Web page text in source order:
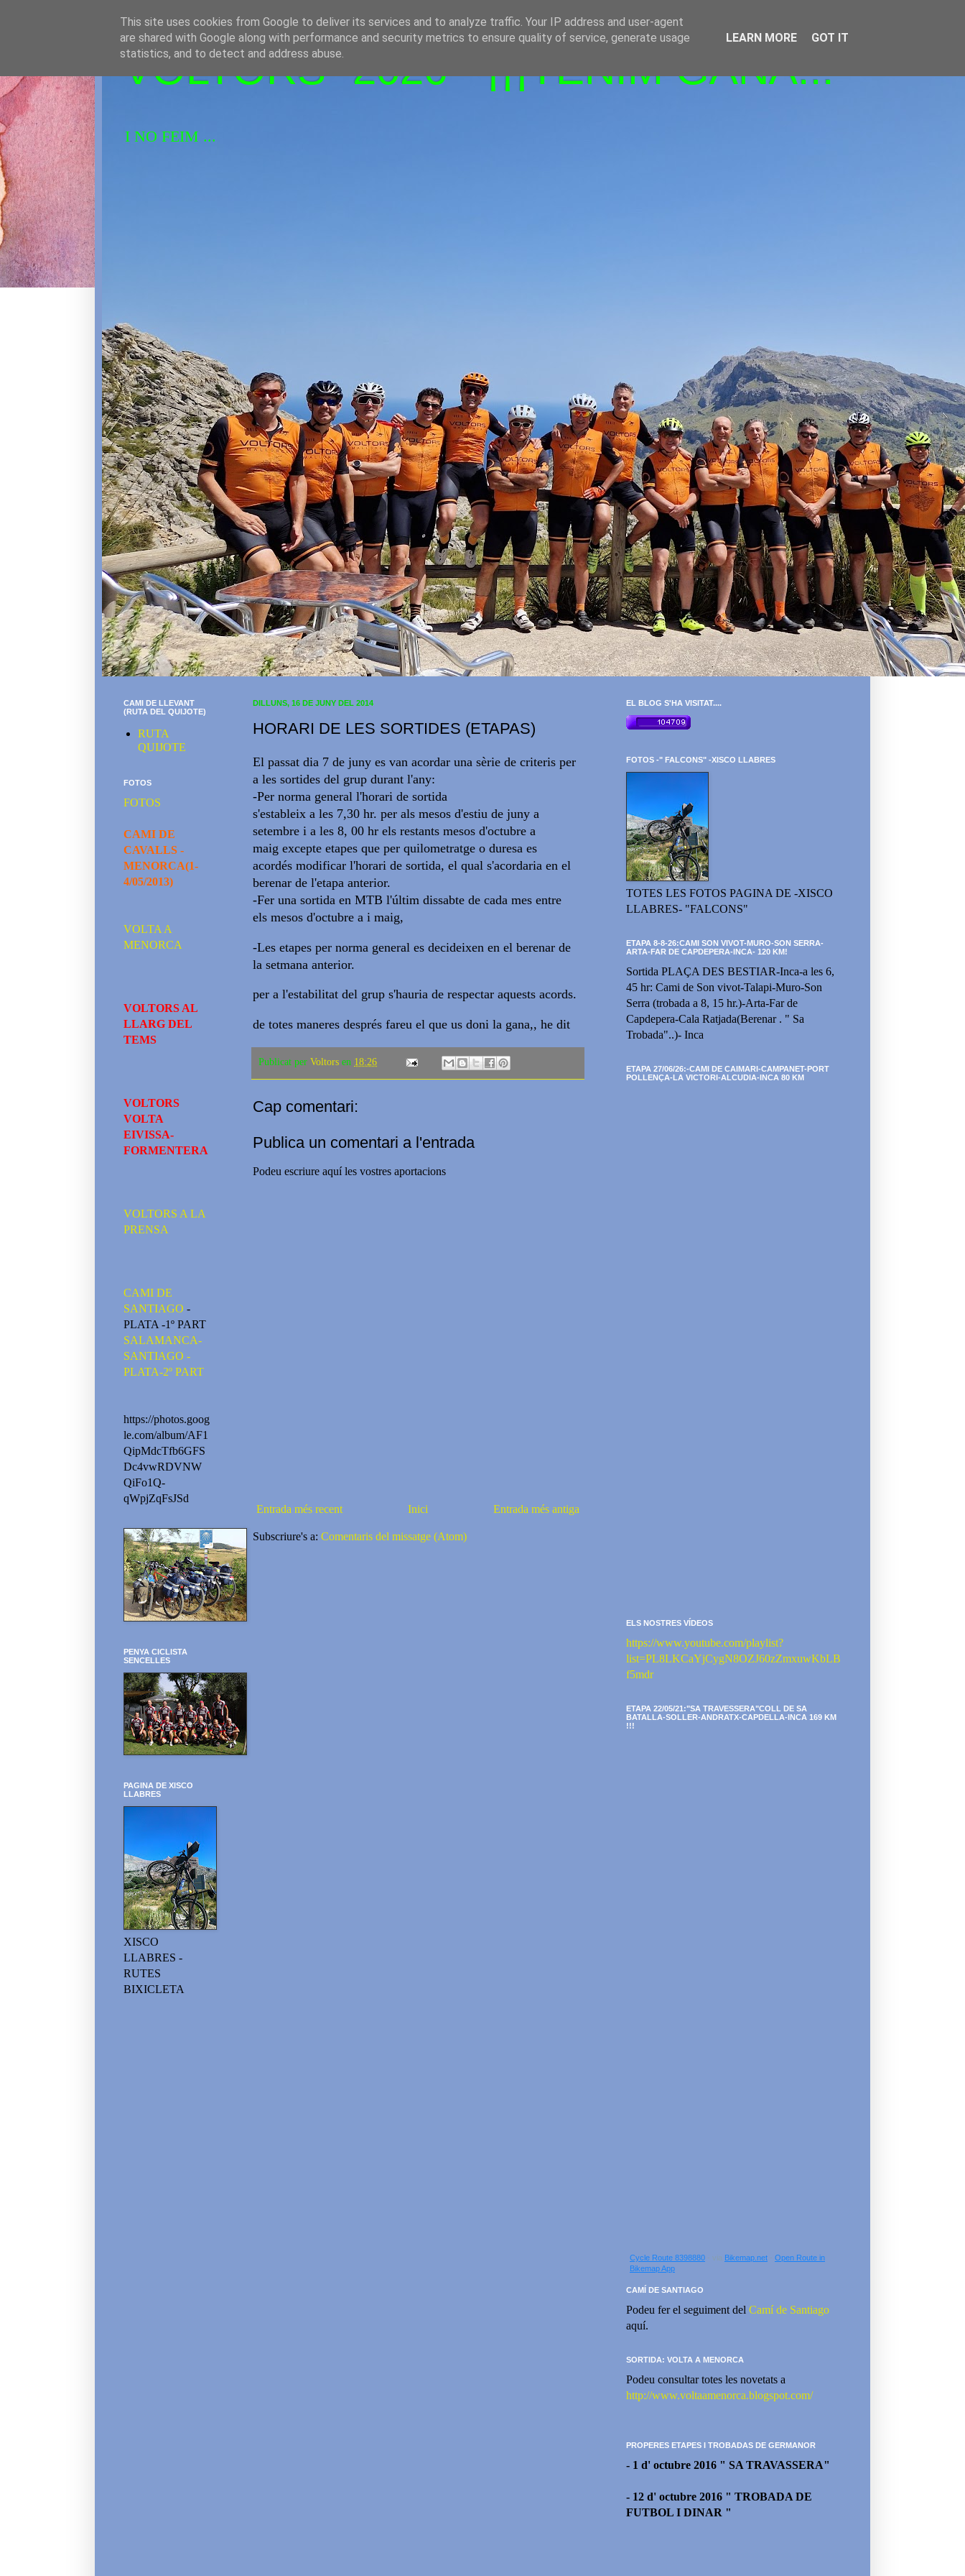
VOLTORS -2026 - ¡¡¡TENIM GANA!!!
I NO FEIM ...
DILLUNS, 16 DE JUNY DEL 2014
HORARI DE LES SORTIDES (ETAPAS)
El passat dia 7 de juny es van acordar una sèrie de criteris per
a les sortides del grup durant l'any:
-Per norma general l'horari de sortida
s'estableix a les 7,30 hr. per als mesos d'estiu de juny a
setembre i a les 8, 00 hr els restants mesos d'octubre a
maig excepte etapes que per quilometratge o duresa es
acordés modificar l'horari de sortida, el qual s'acordaria en el
berenar de l'etapa anterior.
-Fer una sortida en MTB l'últim dissabte de cada mes entre
els mesos d'octubre a i maig,
-Les etapes per norma general es decideixen en el berenar de
la setmana anterior.
per a l'estabilitat del grup s'hauria de respectar aquests acords.
de totes maneres després fareu el que us doni la gana,, he dit
Publicat per Voltors en 18:26
Cap comentari:
Publica un comentari a l'entrada
Podeu escriure aquí les vostres aportacions
Entrada més recent Entrada més antiga
Inici
Subscriure's a: Comentaris del missatge (Atom)
CAMI DE LLEVANT
(RUTA DEL QUIJOTE)
RUTA
QUIJOTE
FOTOS
FOTOS
CAMI DE
CAVALLS -
MENORCA(1-
4/05/2013)
VOLTA A
MENORCA
VOLTORS AL
LLARG DEL
TEMS
VOLTORS
VOLTA
EIVISSA-
FORMENTERA
VOLTORS A LA
PRENSA
CAMI DE
SANTIAGO -
PLATA -1º PART
SALAMANCA-
SANTIAGO -
PLATA-2º PART
https://photos.goog
le.com/album/AF1
QipMdcTfb6GFS
Dc4vwRDVNW
QiFo1Q-
qWpjZqFsJSd
PENYA CICLISTA
SENCELLES
PAGINA DE XISCO
LLABRES
XISCO
LLABRES -
RUTES
BIXICLETA
EL BLOG S'HA VISITAT....
FOTOS -" FALCONS" -XISCO LLABRES
TOTES LES FOTOS PAGINA DE -XISCO
LLABRES- "FALCONS"
ETAPA 8-8-26:CAMI SON VIVOT-MURO-SON SERRA-
ARTA-FAR DE CAPDEPERA-INCA- 120 KM!
Sortida PLAÇA DES BESTIAR-Inca-a les 6,
45 hr: Cami de Son vivot-Talapi-Muro-Son
Serra (trobada a 8, 15 hr.)-Arta-Far de
Capdepera-Cala Ratjada(Berenar . " Sa
Trobada"..)- Inca
ETAPA 27/06/26:-CAMI DE CAIMARI-CAMPANET-PORT
POLLENÇA-LA VICTORI-ALCUDIA-INCA 80 KM
ELS NOSTRES VÍDEOS
https://www.youtube.com/playlist?
list=PL8LKCaYjCygN8OZJ60zZmxuwKbLB
f5mdr
ETAPA 22/05/21:"SA TRAVESSERA"COLL DE SA
BATALLA-SOLLER-ANDRATX-CAPDELLA-INCA 169 KM
!!!
Cycle Route 8398880 - via Bikemap.net - Open Route in
Bikemap App
CAMÍ DE SANTIAGO
Podeu fer el seguiment del Camí de Santiago
aquí.
SORTIDA: VOLTA A MENORCA
Podeu consultar totes les novetats a
http://www.voltaamenorca.blogspot.com/
PROPERES ETAPES I TROBADAS DE GERMANOR
- 1 d' octubre 2016 " SA TRAVASSERA"
- 12 d' octubre 2016 " TROBADA DE
FUTBOL I DINAR "
This site uses cookies from Google to deliver its services and to analyze traffic. Your IP address and user-agent
are shared with Google along with performance and security metrics to ensure quality of service, generate usage
statistics, and to detect and address abuse.
LEARN MORE GOT IT